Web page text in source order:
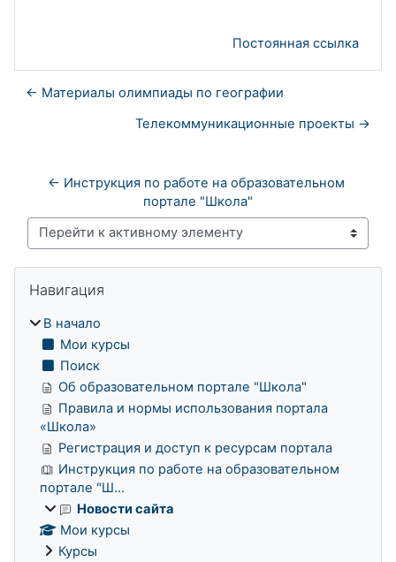
Постоянная ссылка
← Материалы олимпиады по географии
Телекоммуникационные проекты →
← Инструкция по работе на образовательном
портале "Школа"
Перейти к активному элементу
Блоки
Навигация
В начало
Мои курсы
Поиск
Об образовательном портале "Школа"
Правила и нормы использования портала
«Школа»
Регистрация и доступ к ресурсам портала
Инструкция по работе на образовательном
портале "Ш...
Новости сайта
Мои курсы
Курсы